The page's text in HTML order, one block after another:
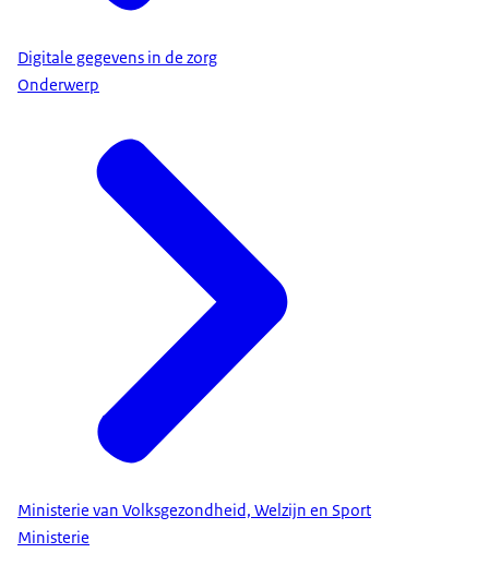
Digitale gegevens in de zorg
Onderwerp
Ministerie van Volksgezondheid, Welzijn en Sport
Ministerie